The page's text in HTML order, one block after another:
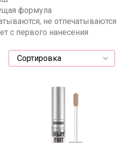
формула
не отпечатываются
с первого нанесения